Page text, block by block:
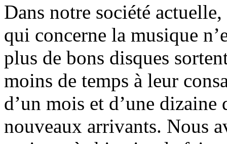
Dans notre société
qui concerne la musique
plus de bons disques
moins de temps à leur
d’un mois et d’une
nouveaux arrivants. Nous